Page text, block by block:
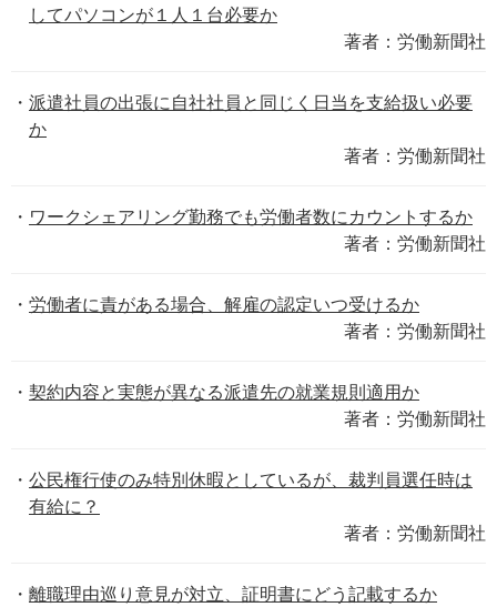
してパソコンが１人１台必要か
著者：労働新聞社
派遣社員の出張に自社社員と同じく日当を支給扱い必要
か
著者：労働新聞社
ワークシェアリング勤務でも労働者数にカウントするか
著者：労働新聞社
労働者に責がある場合、解雇の認定いつ受けるか
著者：労働新聞社
契約内容と実態が異なる派遣先の就業規則適用か
著者：労働新聞社
公民権行使のみ特別休暇としているが、裁判員選任時は
有給に？
著者：労働新聞社
離職理由巡り意見が対立、証明書にどう記載するか